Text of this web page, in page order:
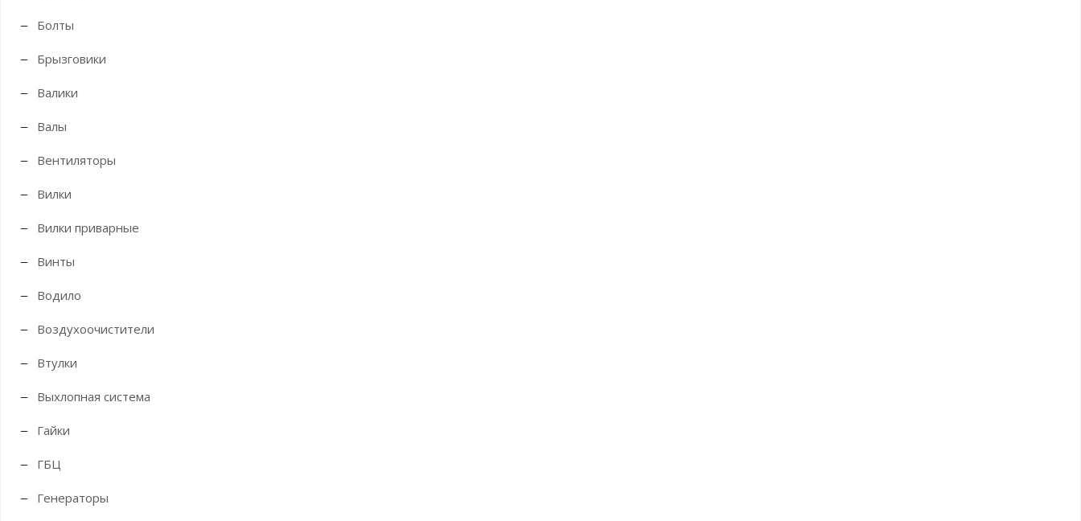
Болты
Брызговики
Валики
Валы
Вентиляторы
Вилки
Вилки приварные
Винты
Водило
Воздухоочистители
Втулки
Выхлопная система
Гайки
ГБЦ
Генераторы